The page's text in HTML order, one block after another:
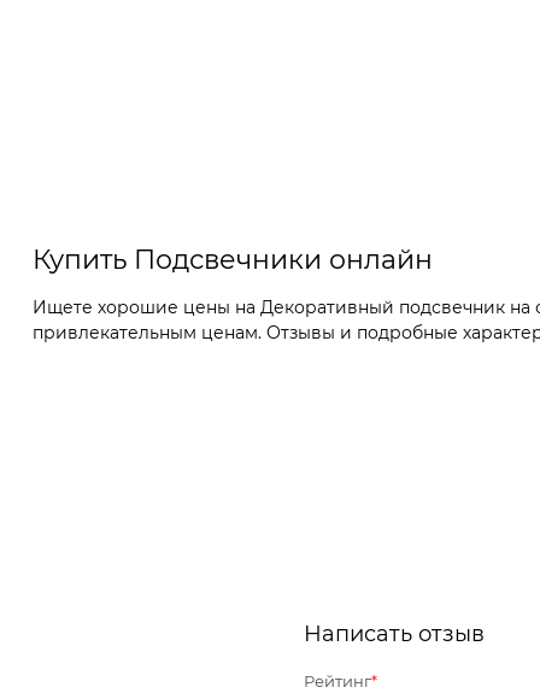
Купить Подсвечники онлайн
Ищете хорошие цены на Декоративный подсвечник на
привлекательным ценам. Отзывы и подробные
Написать отзыв
Рейтинг